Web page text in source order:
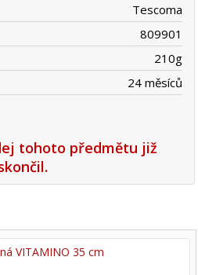
Tescoma
809901
210g
24 měsíců
tohoto předmětu již
VITAMINO 35 cm